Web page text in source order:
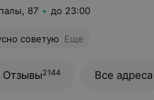
87 до 23:00
советую Еще
Отзывы2144 Все адреса